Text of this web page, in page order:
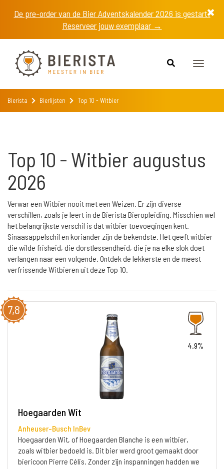
De pre-order van de Bier Adventskalender 2026 is gestart!
Reserveer jouw exemplaar →
Toggle
Bierista Bierlijsten Top 10 - Witbier
Top 10 - Witbier augustus
2026
Verwar een Witbier nooit met een Weizen. Er zijn diverse
verschillen, zoals je leert in de Bierista Bieropleiding. Misschien wel
het belangrijkste verschil is dat witbier toevoegingen kent.
Sinaasappelschil en koriander zijn de bekendste. Het geeft witbier
die wilde frisheid, die dorstlessendheid, die je na elke slok doet
verlangen naar een volgende. Ontdek de lekkerste en de meest
verfrissende Witbieren uit deze Top 10.
7,8
4.9%
Hoegaarden Wit
Anheuser-Busch InBev
Hoegaarden Wit, of Hoegaarden Blanche is een witbier,
zoals witbier bedoeld is. Dit bier werd groot gemaakt door
biericoon Pierre Célis. Zonder zijn inspanningen hadden we